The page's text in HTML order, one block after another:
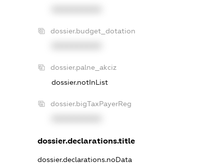
dossier.budget_dotation
dossier.palne_akciz
dossier.notInList
dossier.bigTaxPayerReg
dossier.declarations.title
dossier.declarations.noData